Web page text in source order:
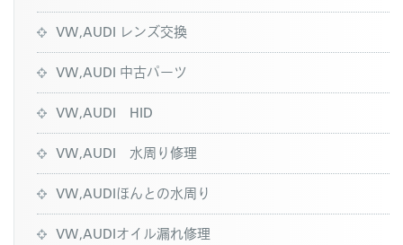
VW,AUDI レンズ交換
VW,AUDI 中古パーツ
VW,AUDI HID
VW,AUDI 水周り修理
VW,AUDIほんとの水周り
VW,AUDIオイル漏れ修理